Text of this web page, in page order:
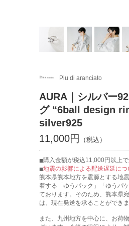
Piu di aranciato
AURA｜シルバー
グ “6ball design
silver925
11,000円
購入金額が税込11,000円以上
地震の影響による配送遅延につ
熊本県熊本地方を震源とする地
着する「ゆうパック」「ゆうパ
ております。そのため、熊本県
は、現在発送を承ることができま
また、九州地方を中心に、お荷